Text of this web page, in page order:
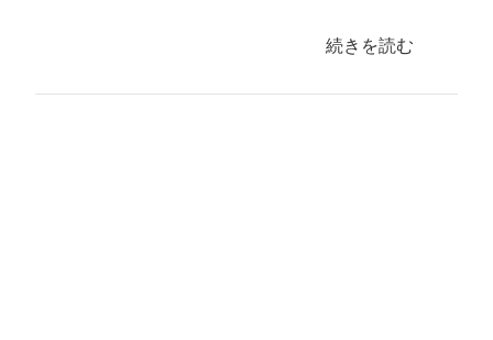
続きを読む